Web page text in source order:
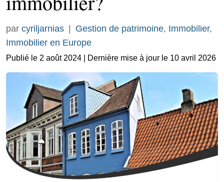
par cyriljarnias Gestion de patrimoine, Immobilier,
Immobilier en Europe
Publié le 2 août 2024 | Dernière mise à jour le 10 avril 2026